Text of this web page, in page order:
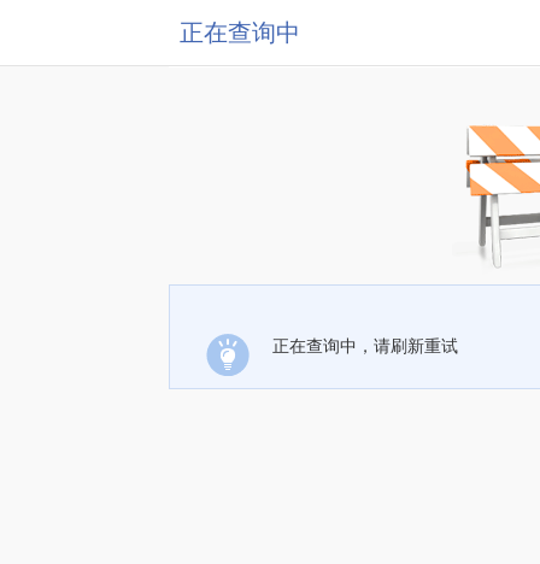
正在查询中
正在查询中，请刷新重试